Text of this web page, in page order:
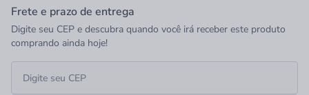
Frete e prazo de entrega
Digite seu CEP e descubra quando você irá receber este produto
comprando ainda hoje!